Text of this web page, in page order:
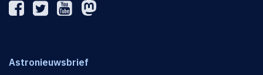
Astronieuwsbrief